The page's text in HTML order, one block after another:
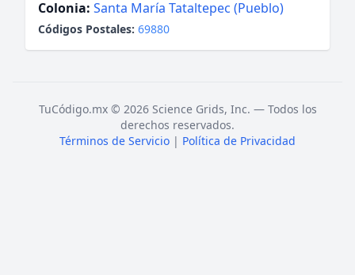
Colonia: Santa María Tataltepec (Pueblo)
Códigos Postales: 69880
TuCódigo.mx © 2026 Science Grids, Inc. — Todos los
derechos reservados.
Términos de Servicio | Política de Privacidad